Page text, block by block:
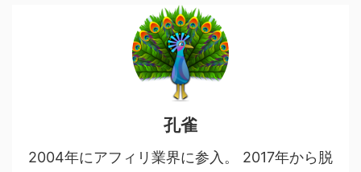
孔雀
2004年にアフィリ業界に参入。 2017年から脱